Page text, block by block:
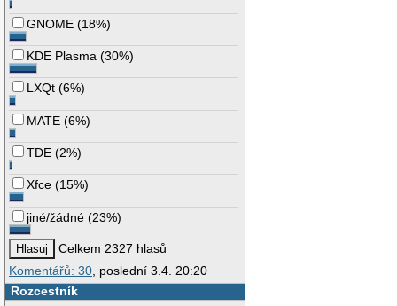
GNOME (18%)
KDE Plasma (30%)
LXQt (6%)
MATE (6%)
TDE (2%)
Xfce (15%)
jiné/žádné (23%)
Celkem 2327 hlasů
Komentářů: 30, poslední 3.4. 20:20
Rozcestník